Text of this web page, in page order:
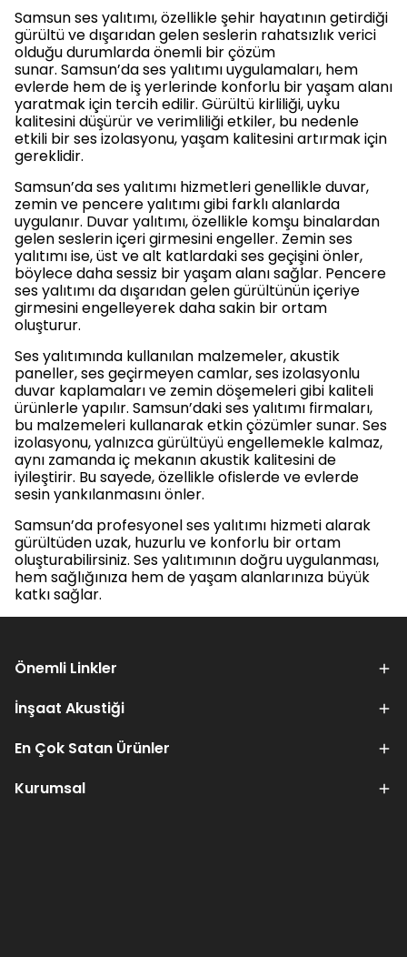
Samsun ses yalıtımı, özellikle şehir hayatının getirdiği
gürültü ve dışarıdan gelen seslerin rahatsızlık verici
olduğu durumlarda önemli bir çözüm
sunar. Samsun’da ses yalıtımı uygulamaları, hem
evlerde hem de iş yerlerinde konforlu bir yaşam alanı
yaratmak için tercih edilir. Gürültü kirliliği, uyku
kalitesini düşürür ve verimliliği etkiler, bu nedenle
etkili bir ses izolasyonu, yaşam kalitesini artırmak için
gereklidir.
Samsun’da ses yalıtımı hizmetleri genellikle duvar,
zemin ve pencere yalıtımı gibi farklı alanlarda
uygulanır. Duvar yalıtımı, özellikle komşu binalardan
gelen seslerin içeri girmesini engeller. Zemin ses
yalıtımı ise, üst ve alt katlardaki ses geçişini önler,
böylece daha sessiz bir yaşam alanı sağlar. Pencere
ses yalıtımı da dışarıdan gelen gürültünün içeriye
girmesini engelleyerek daha sakin bir ortam
oluşturur.
Ses yalıtımında kullanılan malzemeler, akustik
paneller, ses geçirmeyen camlar, ses izolasyonlu
duvar kaplamaları ve zemin döşemeleri gibi kaliteli
ürünlerle yapılır. Samsun’daki ses yalıtımı firmaları,
bu malzemeleri kullanarak etkin çözümler sunar. Ses
izolasyonu, yalnızca gürültüyü engellemekle kalmaz,
aynı zamanda iç mekanın akustik kalitesini de
iyileştirir. Bu sayede, özellikle ofislerde ve evlerde
sesin yankılanmasını önler.
Samsun’da profesyonel ses yalıtımı hizmeti alarak
gürültüden uzak, huzurlu ve konforlu bir ortam
oluşturabilirsiniz. Ses yalıtımının doğru uygulanması,
hem sağlığınıza hem de yaşam alanlarınıza büyük
katkı sağlar.
Önemli Linkler
İnşaat Akustiği
En Çok Satan Ürünler
Kurumsal